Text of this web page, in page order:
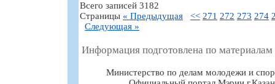
Всего записей 3182
Страницы « Предыдущая << 271 272 273 274
Следующая »
Информация подготовлена по
Министерство по делам молодежи и